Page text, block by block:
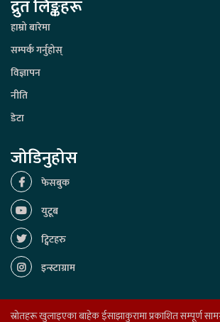
द्रुत लिङ्कहरू
हाम्रो बारेमा
सम्पर्क गर्नुहोस्
विज्ञापन
नीति
डेटा
जोडिनुहोस
फेसबुक
युटूब
ट्विटहरु
इन्स्टाग्राम
स्रोतहरू खुलाइएका बाहेक ईसाझाकुरामा प्रकाशित सम्पूर्ण